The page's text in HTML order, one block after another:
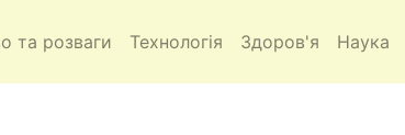
та розваги Технологія Здоров'я Наука